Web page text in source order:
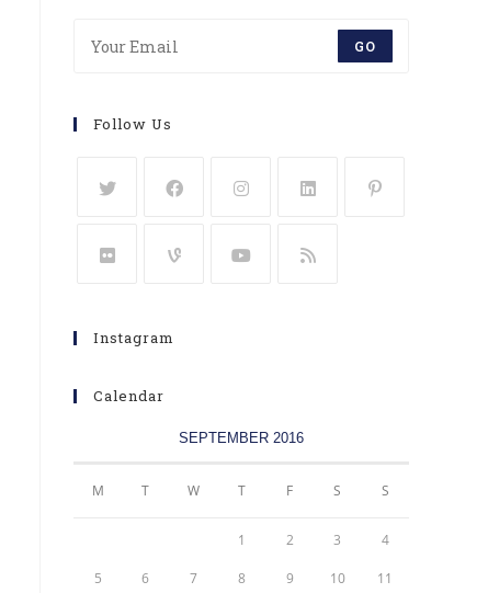
GO
Follow Us
Instagram
Calendar
SEPTEMBER 2016
M T W T F S S
1 2 3 4
5 6 7 8 9 10 11